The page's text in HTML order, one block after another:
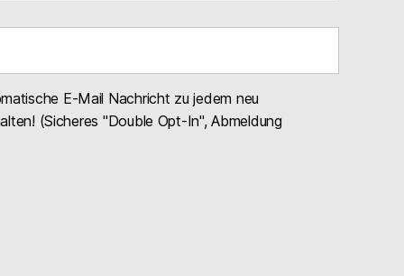
E-Mail Nachricht zu jedem neu
(Sicheres "Double Opt-In", Abmeldung